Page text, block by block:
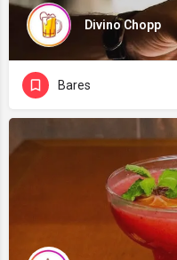
Divino Chopp
Bares